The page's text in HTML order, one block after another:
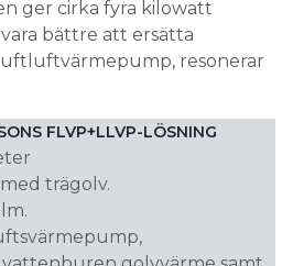
ger cirka fyra kilowatt
bättre att ersätta
resonerar
FLVP+LLVP-LÖSNING
trägolv.